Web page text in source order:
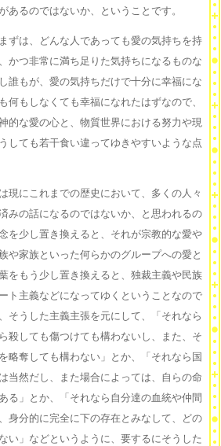
あるのではないか、ということです。
ずは、どんな人であっても愛の気持ちを持
かつ非常に満ち足りた気持ちになるものな
誰もが、愛の気持ちだけで十分に幸福にな
何もしなくても幸福になれたはずなので、
的な愛の心と、物質世界における努力や現
しても若干食い違ってゆきやすいような点
現にこれまでの歴史において、多くの人々
みの話になるのではないか、と思われるの
を少し置き換えると、それが宗教的な愛や
や家族といった何らかのグループへの愛と
をもう少し置き換えると、独裁主義や民族
ト主義などになってゆくということなので
そうした主義主張を元にして、「それなら
殺しても傷つけても構わないし、また、そ
略奪しても構わない」とか、「それなら国
当然だし、また場合によっては、自らの命
る」とか、「それなら自分達の血統や仲間
身分的に完全に下の存在とみなして、どの
い」などというように、要するにそうした